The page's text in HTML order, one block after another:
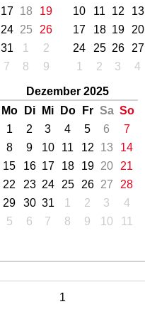
17 18
19
24 25
26
31 1
2
7 8 9
10
11 12 13
17
18 19 20
24
25 26 27
1
2 3 4
Dezember 2025
Mo
Di Mi Do Fr Sa So
1
2 3 4 5 6
7
8
9 10 11 12 13
14
15
16 17 18 19 20
21
22
23 24 25 26 27
28
29
30 31 1 2 3
4
5
6 7 8 9 10 11
1